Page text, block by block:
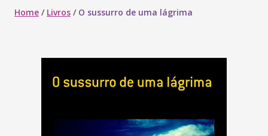
Home / Livros / O sussurro de uma lágrima